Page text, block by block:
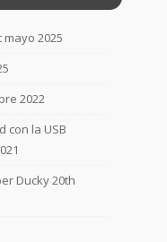
mayo 2025
2022
con la USB
Ducky20th